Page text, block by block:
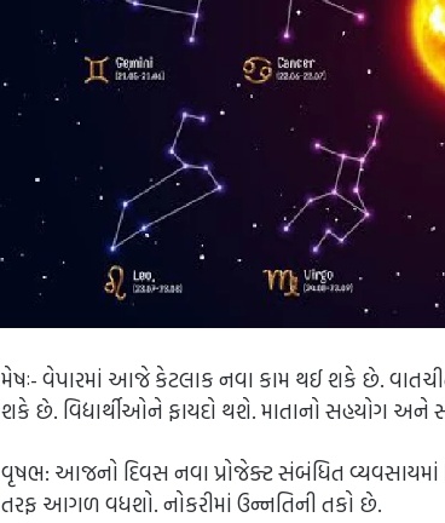
મેષઃ- વેપારમાં આજે કેટલાક નવા કામ થઈ શકે છે.
શકે છે. વિદ્યાર્થીઓને ફાયદો થશે. માતાનો સહયોગ
વૃષભ: આજનો દિવસ નવા પ્રોજેક્ટ સંબંધિત
તરફ આગળ વધશો. નોકરીમાં ઉન્નતિની તકો છે.